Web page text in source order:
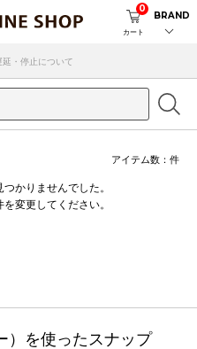
カート
0
BRAND
・停止について
アイテム数： 件
かりませんでした。
変更してください。
）を使ったスナップ